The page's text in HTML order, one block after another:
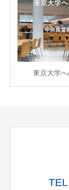
東京大学